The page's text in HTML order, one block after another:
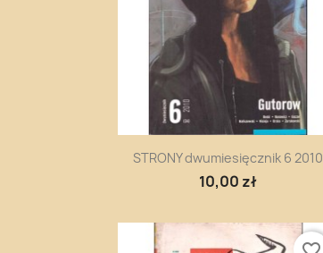
Szybki podgląd
STRONY dwumiesięcznik 6 2010
10,00 zł